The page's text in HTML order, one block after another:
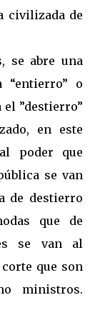
civilizada de
se abre una
“entierro” o
el ”destierro”
en este
poder que
se van
de destierro
que de
se van al
que son
ministros.